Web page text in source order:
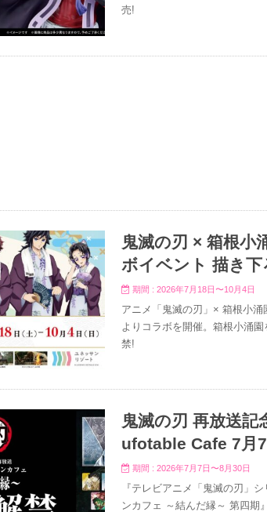
売!
鬼滅の刃 × 箱根小
ボイベント 描き下
期間 : 2026年7月18日〜10月4日
アニメ「鬼滅の刃」× 箱根小涌
よりコラボを開催。箱根小涌
禁!
鬼滅の刃 再放送記
ufotable Cafe 7月
期間 : 2026年7月7日〜8月30日
『テレビアニメ「鬼滅の刃」
ンカフェ ～結んだ縁～ 第四期